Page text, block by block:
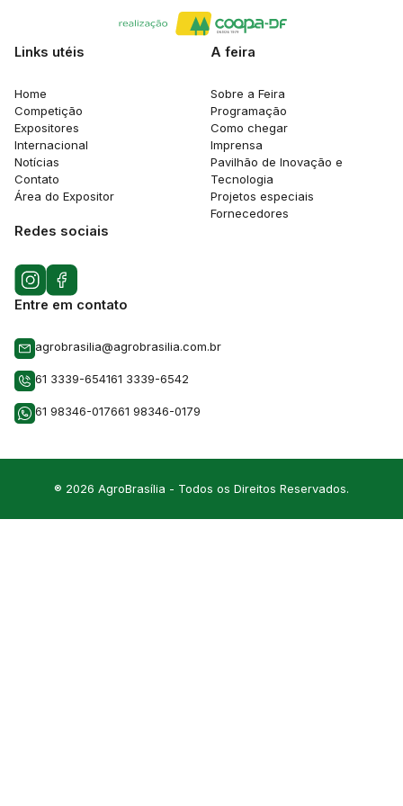
Links utéis
Home
Competição
Expositores
Internacional
Notícias
Contato
Área do Expositor
A feira
Sobre a Feira
Programação
Como chegar
Imprensa
Pavilhão de Inovação e
Tecnologia
Projetos especiais
Fornecedores
Redes sociais
Entre em contato
agrobrasilia@agrobrasilia.com.br
61 3339-654161 3339-6542
61 98346-017661 98346-0179
® 2026 AgroBrasília - Todos os Direitos Reservados.